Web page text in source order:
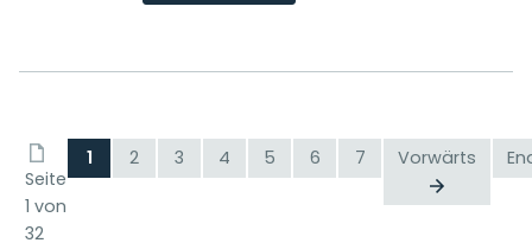
Seite
1 von
32
1 2 3 4 5 6 7 Vorwärts